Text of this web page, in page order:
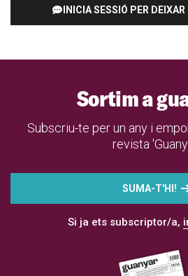
INICIA SESSIÓ PER
Sortim a
Subscriu-te per un any i
revista
SUMA-T'HI!
Si ja ets subscriptor/a,